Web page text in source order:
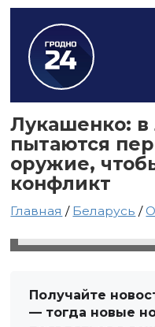
Лукашенко: в
пытаются
оружие,
конфликт
Главная / Беларусь /
Получайте
— тогда новые